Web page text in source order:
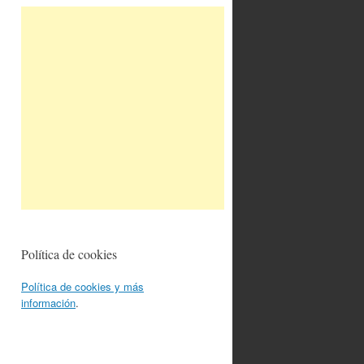
Política de cookies
Política de cookies y más
información.